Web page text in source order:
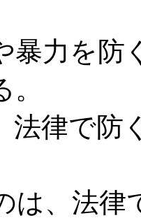
暴力を防
法律で防
は、法律